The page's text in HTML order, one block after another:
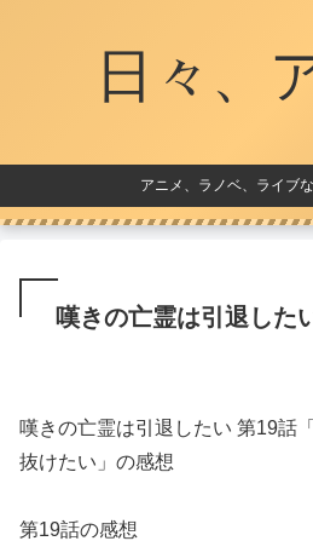
日々、
アニメ、ラノベ、ライブ
嘆きの亡霊は引退した
嘆きの亡霊は引退したい 第19話
抜けたい」の感想
第19話の感想